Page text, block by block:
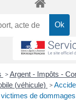
> Argent - Impôts -
(véhicule) >
de